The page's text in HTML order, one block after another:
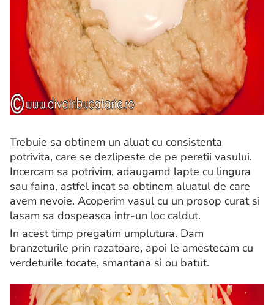
Trebuie sa obtinem un aluat cu consistenta
potrivita, care se dezlipeste de pe peretii vasului.
Incercam sa potrivim, adaugamd lapte cu lingura
sau faina, astfel incat sa obtinem aluatul de care
avem nevoie. Acoperim vasul cu un prosop curat si
lasam sa dospeasca intr-un loc caldut.
In acest timp pregatim umplutura. Dam
branzeturile prin razatoare, apoi le amestecam cu
verdeturile tocate, smantana si ou batut.